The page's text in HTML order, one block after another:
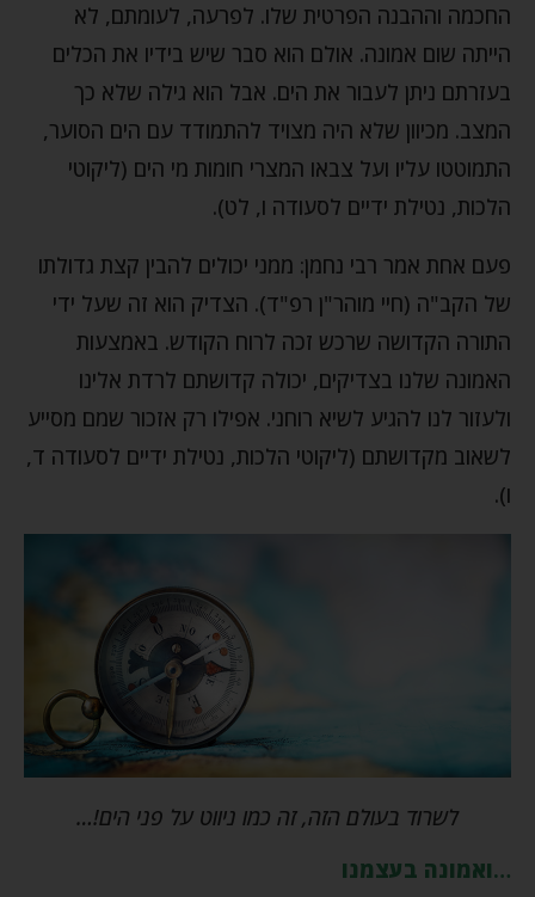
החכמה וההבנה הפרטית שלו. לפרעה, לעומתם, לא
הייתה שום אמונה. אולם הוא סבר שיש בידיו את הכלים
בעזרתם ניתן לעבור את הים. אבל הוא גילה שלא כך
המצב. מכיוון שלא היה מצויד להתמודד עם הים הסוער,
התמוטטו עליו ועל צבאו המצרי חומות מי הים (ליקוטי
הלכות, נטילת ידיים לסעודה ו, לט).
פעם אחת אמר רבי נחמן: ממני יכולים להבין קצת גדולתו
של הקב"ה (חיי מוהר"ן רפ"ד). הצדיק הוא זה שעל ידי
התורה הקדושה שרכש זכה לרוח הקודש. באמצעות
האמונה שלנו בצדיקים, יכולה קדושתם לרדת אלינו
ולעזור לנו להגיע לשיא רוחני. אפילו רק אזכור שמם מסייע
לשאוב מקדושתם (ליקוטי הלכות, נטילת ידיים לסעודה ד,
ו).
לשרוד בעולם הזה, זה כמו ניווט על פני הים!…
…ואמונה בעצמנו